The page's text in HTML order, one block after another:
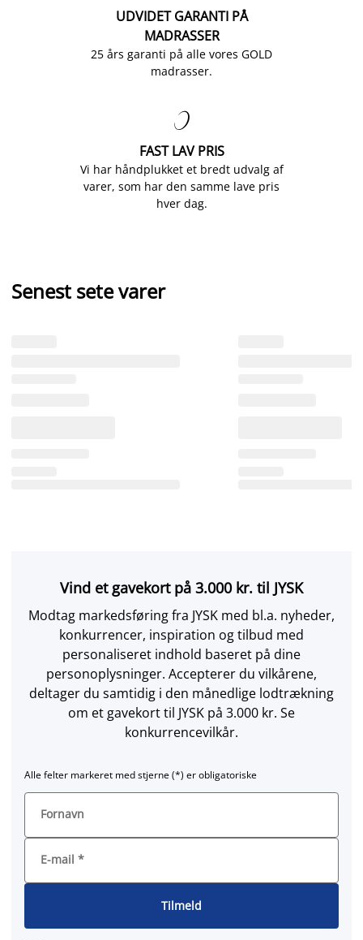
UDVIDET GARANTI PÅ
MADRASSER
25 års garanti på alle vores GOLD
madrasser.

FAST LAV PRIS
Vi har håndplukket et bredt udvalg af
varer, som har den samme lave pris
hver dag.
Senest sete varer
Vind et gavekort på 3.000 kr. til JYSK
Modtag markedsføring fra JYSK med bl.a. nyheder,
konkurrencer, inspiration og tilbud med
personaliseret indhold baseret på dine
personoplysninger. Accepterer du vilkårene,
deltager du samtidig i den månedlige lodtrækning
om et gavekort til JYSK på 3.000 kr. Se
konkurrencevilkår.
Alle felter markeret med stjerne (*) er obligatoriske
Fornavn
E-mail *
Tilmeld